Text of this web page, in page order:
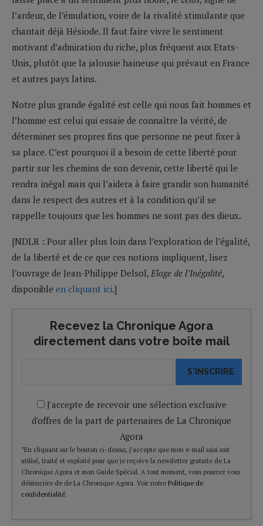
l’ardeur, de l’émulation, voire de la rivalité stimulante que
chantait déjà Hésiode. Il faut faire vivre le sentiment
motivant d’admiration du riche, plus fréquent aux Etats-
Unis, plutôt que la jalousie haineuse qui prévaut en France
et autres pays latins.
Notre plus grande égalité est celle qui nous fait hommes et
l’homme est celui qui essaie de connaître la vérité, de
déterminer ses propres fins que personne ne peut fixer à
sa place. C’est pourquoi il a besoin de cette liberté pour
partir sur les chemins de son devenir, cette liberté qui le
rendra inégal mais qui l’aidera à faire grandir son humanité
dans le respect des autres et à la condition qu’il se
rappelle toujours que les hommes ne sont pas des dieux.
[NDLR : Pour aller plus loin dans l’exploration de l’égalité,
de la liberté et de ce que ces notions impliquent, lisez
l’ouvrage de Jean-Philippe Delsol, Eloge de l’Inégalité,
disponible en cliquant ici.]
Recevez la Chronique Agora
directement dans votre boîte mail
S'INSCRIRE
J'accepte de recevoir une sélection exclusive
d'offres de la part de partenaires de La Chronique
Agora
*En cliquant sur le bouton ci-dessus, j’accepte que mon e-mail saisi soit
utilisé, traité et exploité pour que je reçoive la newsletter gratuite de La
Chronique Agora et mon Guide Spécial. A tout moment, vous pourrez vous
désinscrire de de La Chronique Agora. Voir notre Politique de
confidentialité.